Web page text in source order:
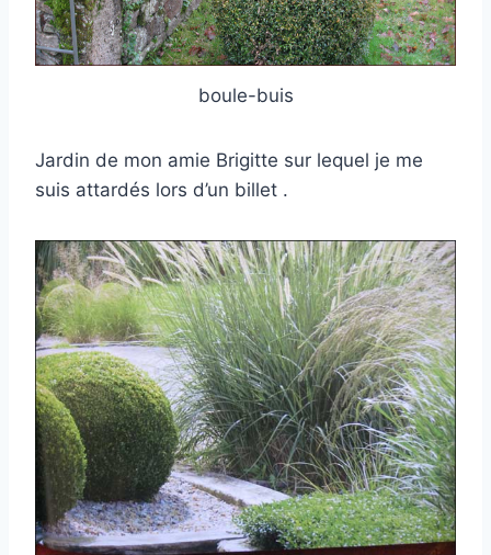
boule-buis
Jardin de mon amie Brigitte sur lequel je me
suis attardés lors d’un billet .